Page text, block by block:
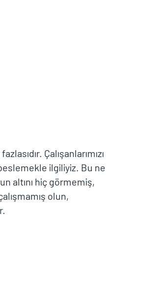
Çalışanlarımızı
ilgiliyiz. Bu ne
altını hiç görmemiş,
olun,